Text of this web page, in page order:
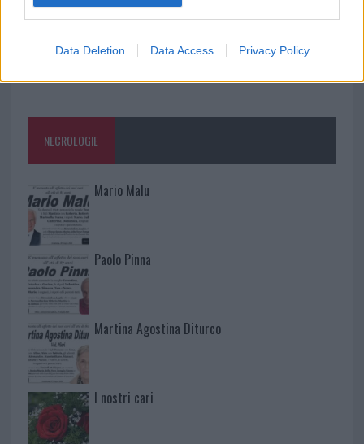
Data Deletion Data Access Privacy Policy
NECROLOGIE
Mario Malu
Paolo Pinna
Martina Agostina Diturco
I nostri cari